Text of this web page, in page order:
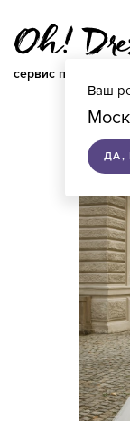
сервис по подбору
Ваш
ДА,